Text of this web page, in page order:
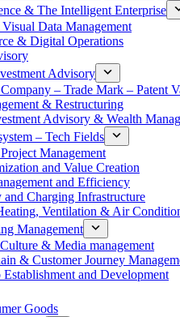
& The Intelligent Enterprise
Data Management
& Digital Operations
Advisory
– Trade Mark – Patent
& Restructuring
Advisory & Wealth
– Tech Fields
Management
and Value Creation
and Efficiency
Charging Infrastructure
Ventilation & Air
Management
& Media management
& Customer Journey
Establishment and Development
Goods